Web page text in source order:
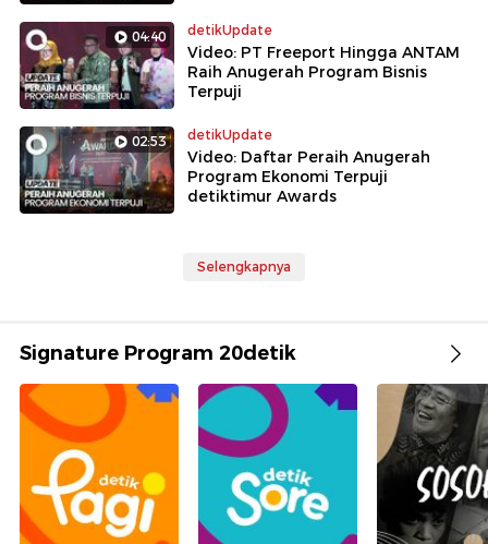
04:40 detikUpdate
Video: PT Freeport Hingga ANTAM
Raih Anugerah Program Bisnis
Terpuji
02:53 detikUpdate
Video: Daftar Peraih Anugerah
Program Ekonomi Terpuji
detiktimur Awards
Selengkapnya
Signature Program 20detik